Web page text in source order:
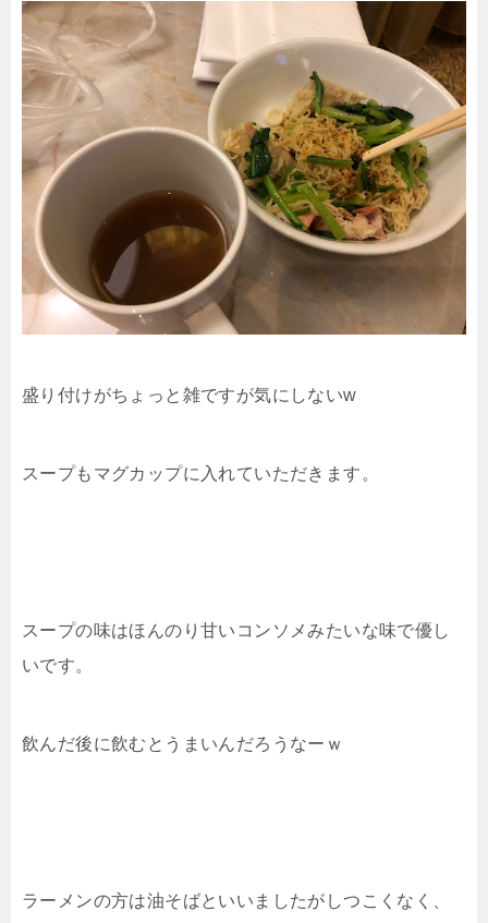
盛り付けがちょっと雑ですが気にしないw
スープもマグカップに入れていただきます。
スープの味はほんのり甘いコンソメみたいな味で優し
いです。
飲んだ後に飲むとうまいんだろうなーｗ
ラーメンの方は油そばといいましたがしつこくなく、